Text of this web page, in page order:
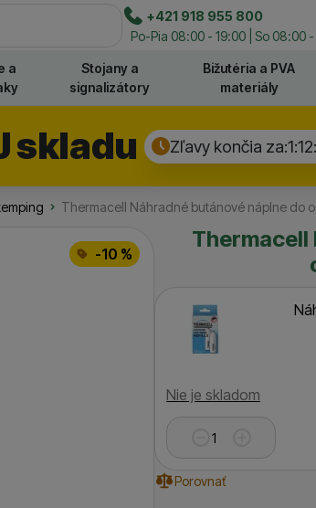
Hľadať
+421 918 955 800
Po-Pia 08:00 - 19:00 | So 08:00 -
a
Stojany a
signalizátory
Bižutéria a PVA
materiály
skladu Zľavy končia za:
Thermacell Náhradné butánové náplne do
Thermacell
Dostupnosť
Nie je skladom
Porovnať
-10 %